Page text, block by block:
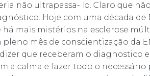
não ultrapassa- lo. Claro que
Hoje com uma década de
há mais mistérios na esclerose
pleno mês de conscientização da
que receberam o diagnostico
a calma e fazer todo o necessário